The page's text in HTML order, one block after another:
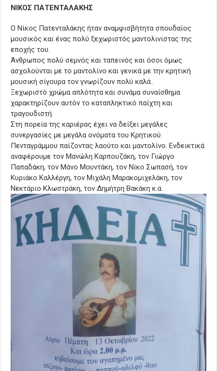
ΝΙΚΟΣ ΠΑΤΕΝΤΑΛΑΚΗΣ
O Νίκος Πατενταλάκης ήταν αναμφισβήτητα σπουδαίος
μουσικός και ένας πολύ ξεχωριστός μαντολινιστας της
εποχής του.
Άνθρωπος πολύ σεμνός και ταπεινός και όσοι όμως
ασχολούνται με το μαντολίνο και γενικά με την κρητική
μουσική σίγουρα τον γνωρίζουν πολύ καλά..
Ξεχωριστό χρώμα απλότητα και συνάμα συναίσθημα
χαρακτηρίζουν αυτόν το καταπληκτικό παίχτη και
τραγουδιστή.
Στη πορεία της καριέρας έχει να δείξει μεγάλες
συνεργασίες με μεγάλα ονόματα του Κρητικού
Πενταγράμμου παίζοντας λαούτο και μαντολίνο. Ενδεικτικά
αναφέρουμε τον Μανώλη Καρπουζάκη, τον Γιώργο
Παπαδάκη, τον Μάνο Μουντάκη, τον Νίκο Σωπασή, τον
Κυριάκο Καλλέργη, τον Μιχάλη Μαρακομιχελάκη, τον
Νεκτάριο Κλωστράκη, τον Δημήτρη Βακάκη κ.α.